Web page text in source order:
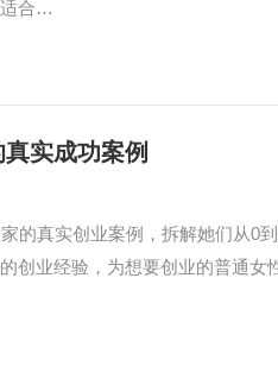
适合…
实成功案例
的真实创业案例，拆解她们从0
创业经验，为想要创业的普通